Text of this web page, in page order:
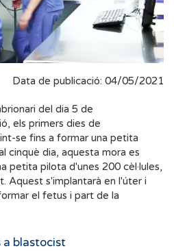
Data de publicació: 04/05/2021
del dia 5 de
els primers dies de
se fins a formar una petita
cinquè dia, aquesta mora es
petita pilota d'unes 200 cèl·lules,
Aquest s'implantarà en l'úter i
el fetus i part de la
a blastocist